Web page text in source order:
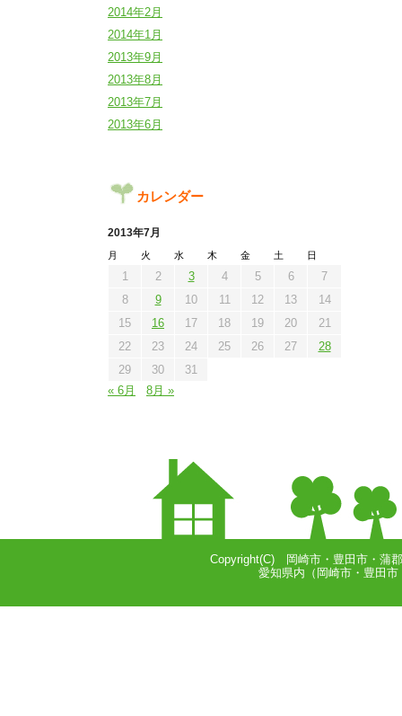
2014年2月
2014年1月
2013年9月
2013年8月
2013年7月
2013年6月
カレンダー
2013年7月
月 火 水 木 金 土 日
1 2 3 4 5 6
7
8
9 10 11 12 13
14
15
16 17 18 19 20
21
22
23 24 25 26 27
28
29
30
31
« 6月
8月 »
Copyright(C) 岡崎市・豊田市・蒲
愛知県内（岡崎市・豊田